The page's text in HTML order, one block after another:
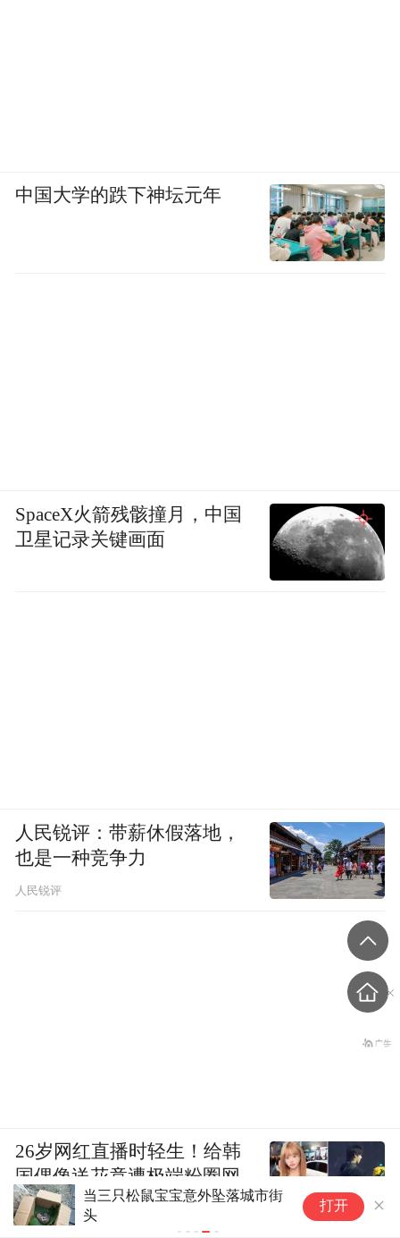
打开
中国大学的跌下神坛元年
SpaceX火箭残骸撞月，中国
卫星记录关键画面
人民锐评：带薪休假落地，
也是一种竞争力
人民锐评
26岁网红直播时轻生！给韩
国偶像送花竟遭极端粉圈网
暴，辱骂持续多日将她逼死